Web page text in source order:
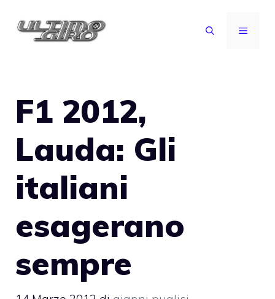
MENU
F1 2012,
Lauda: Gli
italiani
esagerano
sempre